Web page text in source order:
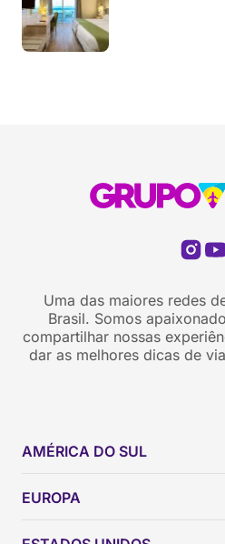
Uma das maiores redes
Brasil. Somos
compartilhar nossas
dar as melhores dicas de
AMÉRICA DO SUL
Brasil
EUROPA